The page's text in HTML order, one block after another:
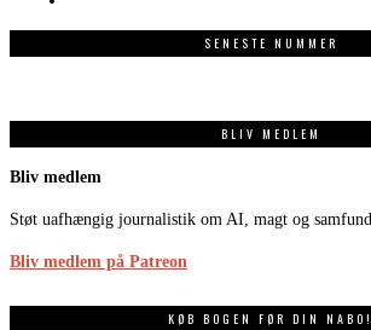
SENESTE NUMMER
BLIV MEDLEM
Bliv medlem
Støt uafhængig journalistik om AI, magt og samfund.
Bliv medlem på Patreon
KØB BOGEN FØR DIN NABO!